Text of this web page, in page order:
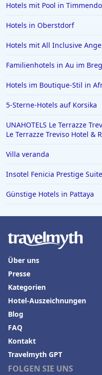
Hotels mit Pool in
Hotels in Oberstdorf
Hotels mit All Inclusive
Familienhotels in Au im
Hotels im Boutique-Stil in
5-Sterne-Hotels auf Korsika
UNAHOTELS Le Terrazze
Le Terrazze Treviso Hotel &
Villa veranda
Insotel Fenicia Prestige
Günstige Hotels in Pattaya
FOLGEN SIE UNS
Über uns
Presse
Kategorien
Hotel-Auszeichnungen
Blog
FAQ
Kontakt
Travelmyth GPT